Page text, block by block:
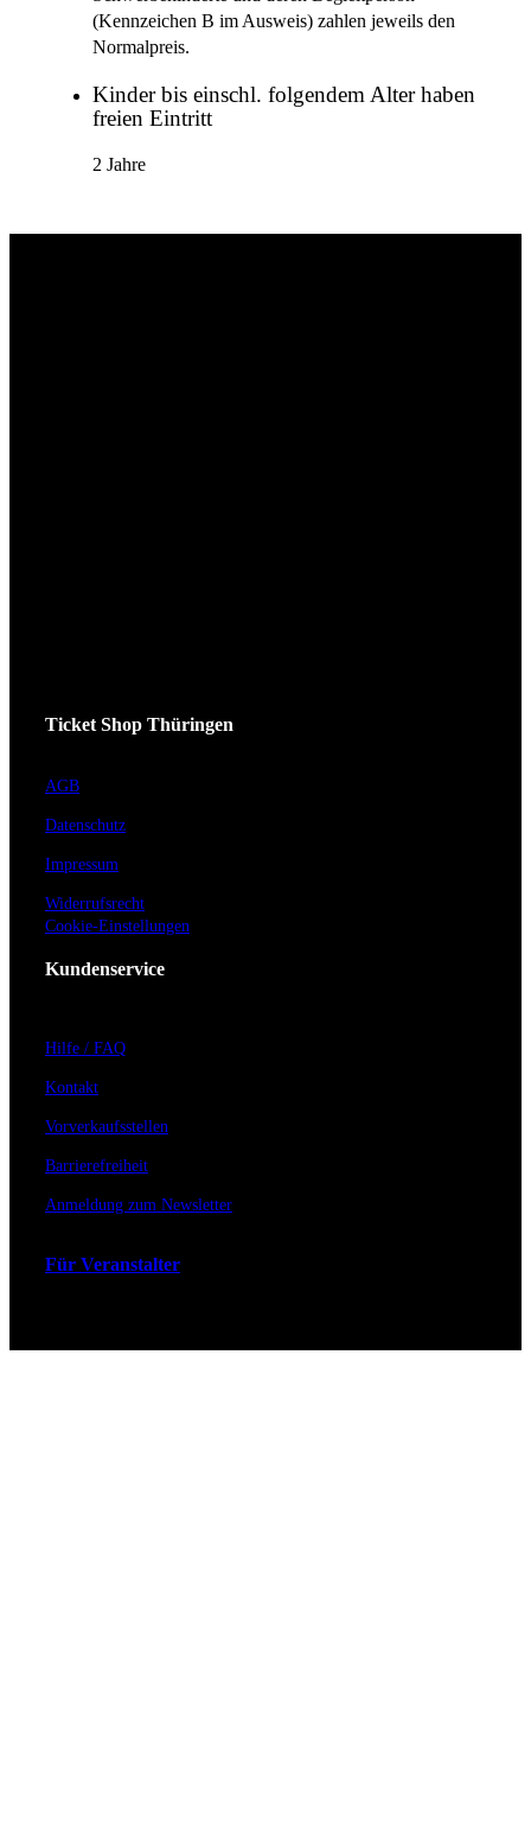
(Kennzeichen B im Ausweis) zahlen jeweils den
Normalpreis.
Kinder bis einschl. folgendem Alter haben
freien Eintritt
2 Jahre
Ticket Shop Thüringen
AGB
Datenschutz
Impressum
Widerrufsrecht
Cookie-Einstellungen
Kundenservice
Hilfe / FAQ
Kontakt
Vorverkaufsstellen
Barrierefreiheit
Anmeldung zum Newsletter
Für Veranstalter